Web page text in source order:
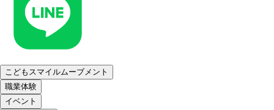
こどもスマイルムーブメント
職業体験
イベント